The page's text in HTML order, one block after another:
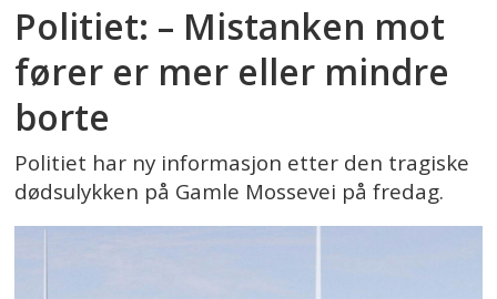
Politiet: – Mistanken mot
fører er mer eller mindre
borte
Politiet har ny informasjon etter den tragiske
dødsulykken på Gamle Mossevei på fredag.